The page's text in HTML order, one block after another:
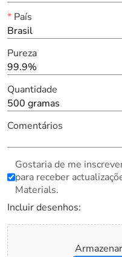
*País
Brasil
Pureza
99.9%
Quantidade
500 gramas
Comentários
Gostaria de me
para receber
Materials.
Incluir desenhos: